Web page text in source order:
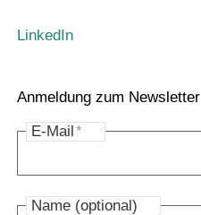
LinkedIn
Anmeldung zum Newsletter
E-Mail*
Name (optional)